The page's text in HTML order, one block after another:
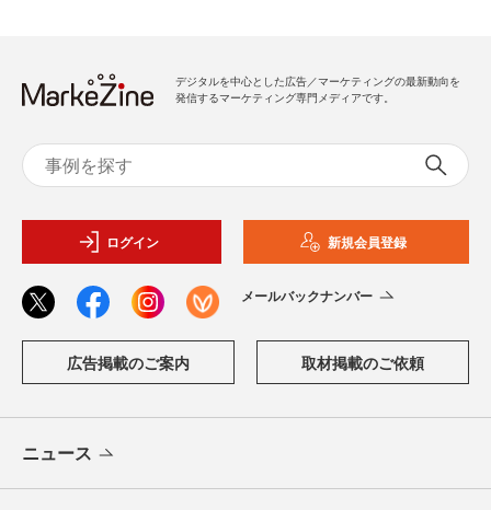
デジタルを中心とした広告／マーケティングの最新動向を
発信するマーケティング専門メディアです。
ログイン 新規会員登録
メールバックナンバー
広告掲載のご案内 取材掲載のご依頼
ニュース